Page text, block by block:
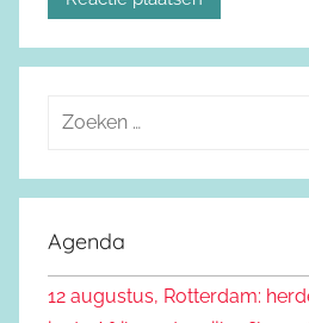
e
e
n
Agenda
12 augustus, Rotterdam: